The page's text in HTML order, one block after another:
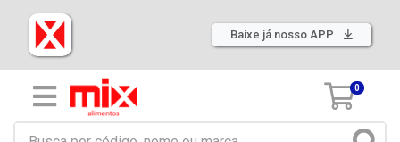
Baixe já nosso APP
0